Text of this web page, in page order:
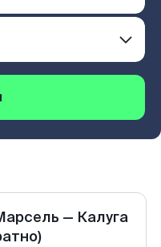
— Калуга